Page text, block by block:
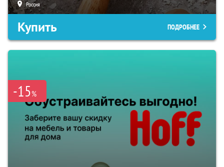
Россия
Купить ПОДРОБНЕЕ
-15%